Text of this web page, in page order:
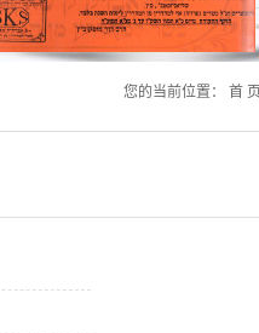
您的当前位置： 首 页